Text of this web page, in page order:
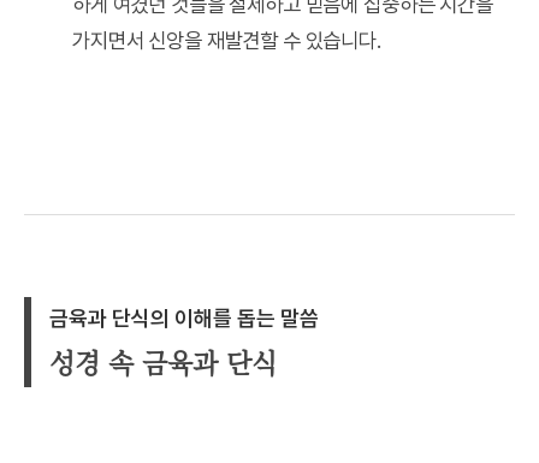
가지면서 신앙을 재발견할 수 있습니다.
금육과 단식의 이해를 돕는 말씀
성경 속 금육과 단식